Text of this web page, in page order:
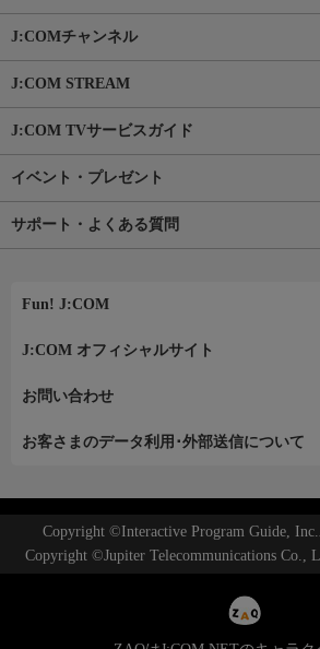
J:COMチャンネル
J:COM STREAM
J:COM TVサービスガイド
イベント・プレゼント
サポート・よくある質問
Fun! J:COM
J:COM オフィシャルサイト
お問い合わせ
お客さまのデータ利用･外部送信について
Copyright ©Interactive Program Guide,
Copyright ©Jupiter Telecommunications Co.,